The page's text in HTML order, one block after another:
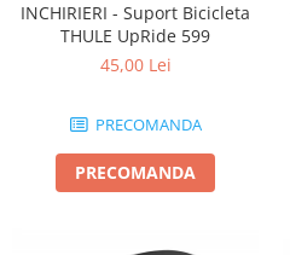
INCHIRIERI - Suport Bicicleta
THULE UpRide 599
45,00 Lei
PRECOMANDA
PRECOMANDA